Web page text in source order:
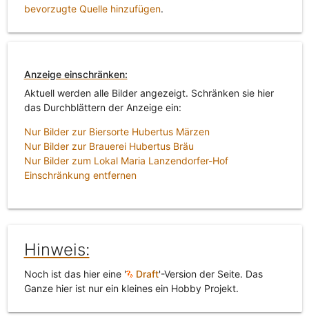
bevorzugte Quelle hinzufügen.
Anzeige einschränken:
Aktuell werden alle Bilder angezeigt. Schränken sie hier
das Durchblättern der Anzeige ein:
Nur Bilder zur Biersorte Hubertus Märzen
Nur Bilder zur Brauerei Hubertus Bräu
Nur Bilder zum Lokal Maria Lanzendorfer-Hof
Einschränkung entfernen
Hinweis:
Noch ist das hier eine ' Draft'-Version der Seite. Das
Ganze hier ist nur ein kleines ein Hobby Projekt.